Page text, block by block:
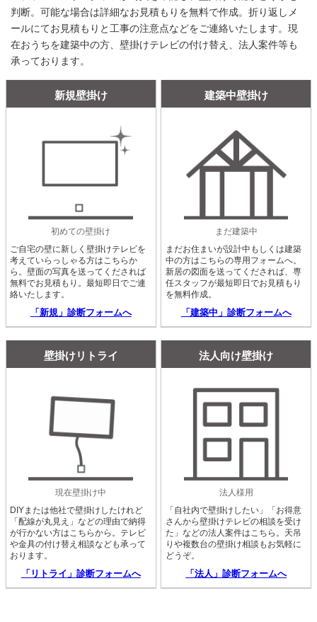
判断。可能な場合は詳細なお見積もりを無料で作成。折り返しメ
ールにてお見積もりと工事の注意点などをご連絡いたします。現
在おうちを建築中の方、壁掛けテレビの付け替え、法人案件等も
承っております。
新規壁掛け
初めての壁掛け
ご自宅の壁に新しく壁掛けテレビを
考えていらっしゃる方はこちらか
ら。壁面の写真を送ってくだされば
無料でお見積もり。最短即日でご連
絡いたします。
「新規」診断フォームへ
建築中壁掛け
まだ建築中
まだお住まいが設計中もしくは建築
中の方はこちらの専用フォームへ。
新居の図面を送ってくだされば、専
任スタッフが最短即日でお見積もり
を無料作成。
「建築中」診断フォームへ
壁掛けリトライ
現在壁掛け中
DIYまたは他社で壁掛けしたけれど
「配線が丸見え」などの理由で納得
が行かない方はこちらから。テレビ
や金具の付け替え相談なども承って
おります。
「リトライ」診断フォームへ
法人向け壁掛け
法人様用
「自社内で壁掛けしたい」「お得意
さんから壁掛けテレビの相談を受け
た」などの法人案件はこちら。天吊
りや複数台の壁掛け相談もお気軽に
どうぞ。
「法人」診断フォームへ